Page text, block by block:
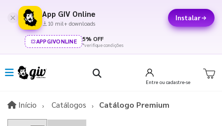
App GIV Online
10 mil+ downloads
Instalar
APPGIVONLINE 5% OFF
*verifique condições
Entre ou cadastre-se
Início InícioCatálogos Catálogo Premium